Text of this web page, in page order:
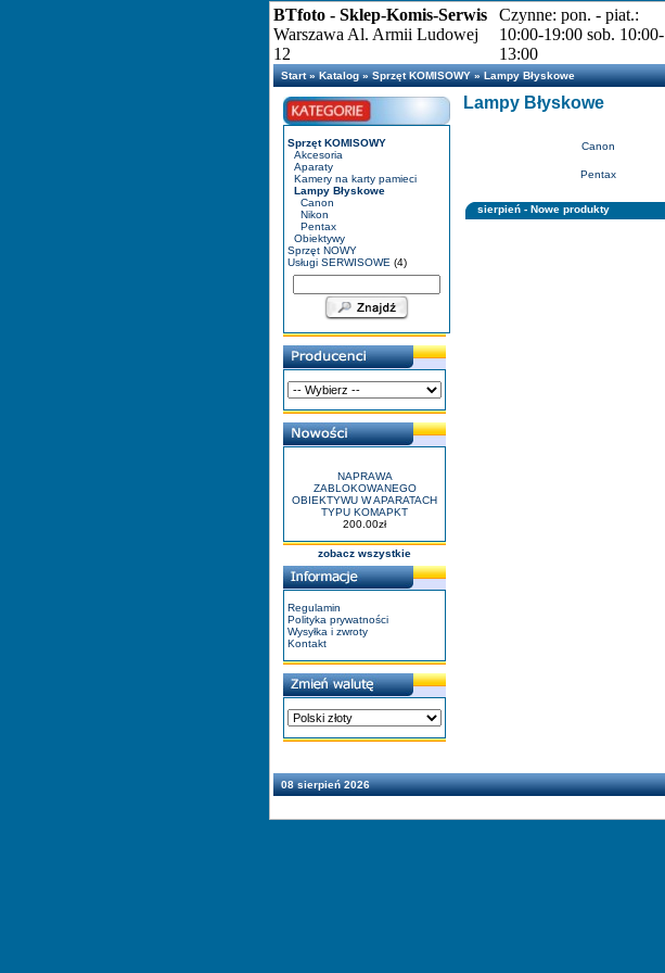
BTfoto - Sklep-Komis-Serwis
Warszawa Al. Armii Ludowej
12
Czynne: pon. - piat.:
10:00-19:00 sob. 10:00-
13:00
Start»Katalog»Sprzęt KOMISOWY»Lampy Błyskowe
Sprzęt KOMISOWY
Akcesoria
Aparaty
Kamery na karty pamieci
Lampy Błyskowe
Canon
Nikon
Pentax
Obiektywy
Sprzęt NOWY
Usługi SERWISOWE (4)
NAPRAWA
ZABLOKOWANEGO
OBIEKTYWU W APARATACH
TYPU KOMAPKT
200.00zł
zobacz wszystkie
Regulamin
Polityka prywatności
Wysyłka i zwroty
Kontakt
Lampy Błyskowe
Canon
Pentax
sierpień - Nowe produkty
08 sierpień 2026